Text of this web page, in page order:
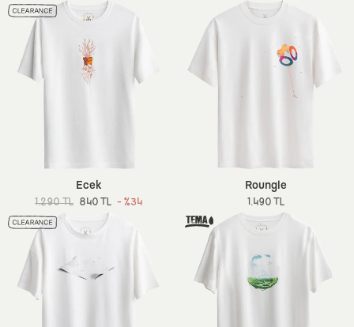
Ecek
1.290 TL 840 TL - %34
Roungle
1.490 TL